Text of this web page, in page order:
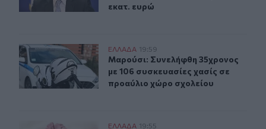
εκατ. ευρώ
Μαρούσι: Συνελήφθη 35χρονος με 106 συσκευασίες
ΕΛΛAΔΑ 19:59
Μαρούσι: Συνελήφθη 35χρονος με
Μαρούσι: Συνελήφθη 35χρονος
με 106 συσκευασίες χασίς σε
προαύλιο χώρο σχολείου
ΕΛΛAΔΑ 19:55